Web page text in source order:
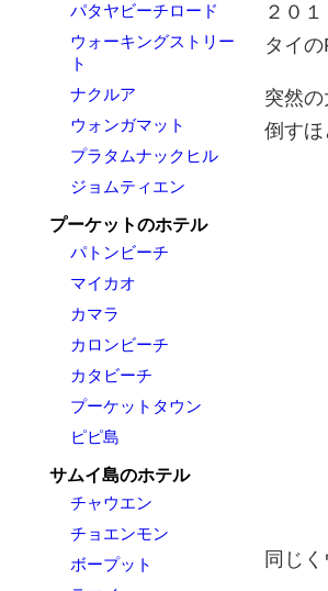
パタヤビーチロード
ウォーキングストリー
ト
ナクルア
ウォンガマット
プラタムナックヒル
ジョムティエン
プーケットのホテル
パトンビーチ
マイカオ
カマラ
カロンビーチ
カタビーチ
プーケットタウン
ピピ島
サムイ島のホテル
チャウエン
チョエンモン
ボープット
２０
タイ
突然
倒すほ
同じ